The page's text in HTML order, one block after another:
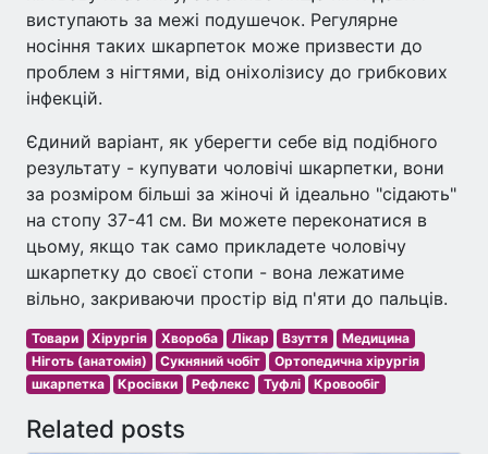
виступають за межі подушечок. Регулярне
носіння таких шкарпеток може призвести до
проблем з нігтями, від оніхолізису до грибкових
інфекцій.
Єдиний варіант, як уберегти себе від подібного
результату - купувати чоловічі шкарпетки, вони
за розміром більші за жіночі й ідеально "сідають"
на стопу 37-41 см. Ви можете переконатися в
цьому, якщо так само прикладете чоловічу
шкарпетку до своєї стопи - вона лежатиме
вільно, закриваючи простір від п'яти до пальців.
Товари Хірургія Хвороба Лікар Взуття
Медицина
Ніготь (анатомія)
Сукняний чобіт
Ортопедична хірургія
шкарпетка
Кросівки Рефлекс Туфлі Кровообіг
Related posts